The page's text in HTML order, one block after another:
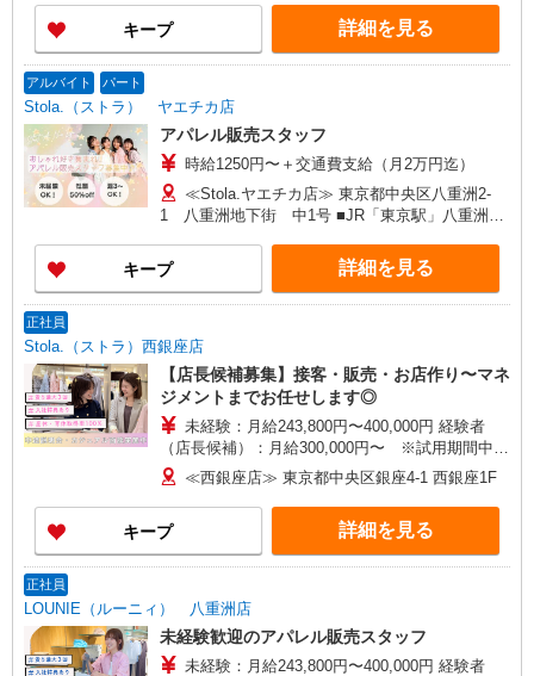
3万円まで交通費支給 ※試用期間（2〜3ヶ月）も
同条件 【手当】固定残業手当／資格手当／店舗職
制手当／住宅手当（実家外かつ賃貸の場合のみ別
当の種類はエリアにより異なります。詳細は面接
時にお尋ねください。 ＼入社３大特典キャンペー
ン実施中！／※詳細は備考欄にて
キープ 詳細を見る
アルバイト パート
Stola.（ストラ） ヤエチカ店
アパレル販売スタッフ
時給1250円〜＋交通費支給（月2万円迄）
≪Stola.ヤエチカ店≫ 東京都中央区八重洲2-
1 八重洲地下街 中1号 ■JR「東京駅」八重洲地
キープ 詳細を見る
正社員
Stola.（ストラ）西銀座店
【店長候補募集】接客・販売・お店作り〜マネ
ジメントまでお任せします◎
未経験：月給243,800円〜400,000円 経験者
（店長候補）：月給300,000円〜 ※試用期間中は
270,000円〜 ★固定残業手当：30,800円（月給に
含む） ※経験・能力考慮 ※固定残業時間は1ヶ月
あたり20時間、超過時は追加で残業手当支給 ※月
3万円まで交通費支給 ※試用期間（2〜3ヶ月）も
同条件 【手当】固定残業手当／資格手当／店舗職
途支給）※試用期間明けから支給／特別手当 ※手
当の種類はエリアにより異なります。詳細は面接
時にお尋ねください。
≪西銀座店≫ 東京都中央区銀座4-1 西銀座1F
キープ 詳細を見る
正社員
LOUNIE（ルーニィ） 八重洲店
未経験歓迎のアパレル販売スタッフ
未経験：月給243,800円〜400,000円 経験者